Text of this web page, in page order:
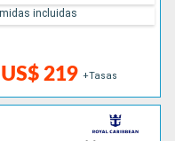
US$ 219 +Tasas
incluidas